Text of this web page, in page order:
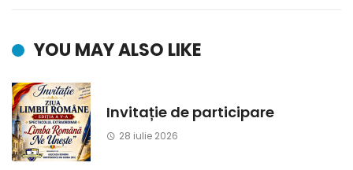
YOU MAY ALSO LIKE
Invitație de participare
28 iulie 2026